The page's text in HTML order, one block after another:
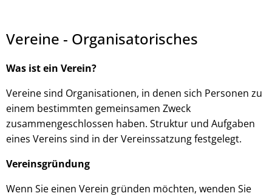
Hannes Mallaun, © Hannas Mallaun - stock.adobe.com
Vereine - Organisatorisches
Was ist ein Verein?
Vereine sind Organisationen, in denen sich Personen zu
einem bestimmten gemeinsamen Zweck
zusammengeschlossen haben. Struktur und Aufgaben
eines Vereins sind in der Vereinssatzung festgelegt.
Vereinsgründung
Wenn Sie einen Verein gründen möchten, wenden Sie